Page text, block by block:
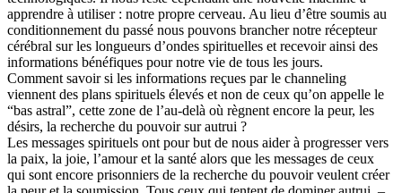
apprendre à utiliser : notre propre cerveau. Au lieu d’être soumis au
conditionnement du passé nous pouvons brancher notre récepteur
cérébral sur les longueurs d’ondes spirituelles et recevoir ainsi des
informations bénéfiques pour notre vie de tous les jours.
Comment savoir si les informations reçues par le channeling
viennent des plans spirituels élevés et non de ceux qu’on appelle le
“bas astral”, cette zone de l’au-delà où règnent encore la peur, les
désirs, la recherche du pouvoir sur autrui ?
Les messages spirituels ont pour but de nous aider à progresser vers
la paix, la joie, l’amour et la santé alors que les messages de ceux
qui sont encore prisonniers de la recherche du pouvoir veulent créer